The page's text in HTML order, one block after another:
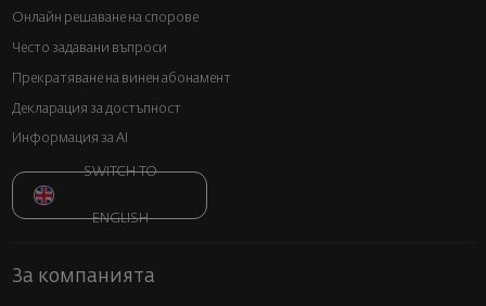
Онлайн решаване на спорове
Често задавани въпроси
Прекратяване на винен абонамент
Декларация за достъпност
Информация за AI
SWITCH TO
ENGLISH
За компанията